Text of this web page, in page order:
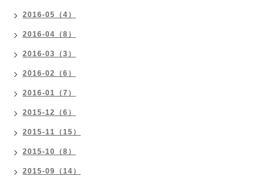
2016-05（4）
2016-04（8）
2016-03（3）
2016-02（6）
2016-01（7）
2015-12（6）
2015-11（15）
2015-10（8）
2015-09（14）